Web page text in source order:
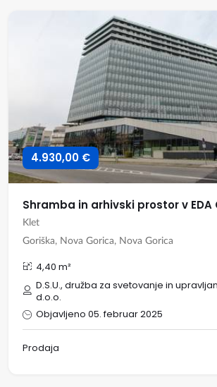
4.930,00 €
Klet
Goriška, Nova Gorica, Nova Gorica
4,40 m²
D.S.U., družba za svetovanje in
d.o.o.
Objavljeno 05. februar 2025
Prodaja